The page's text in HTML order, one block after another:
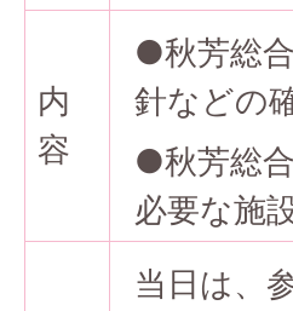
内
容
●秋芳総
針などの
●秋芳総
必要な施
当日は、